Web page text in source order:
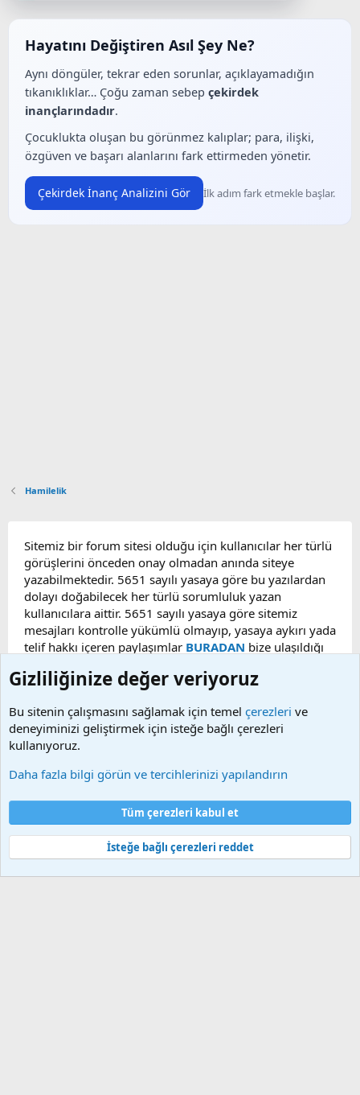
Hayatını Değiştiren Asıl Şey Ne?
Aynı döngüler, tekrar eden sorunlar, açıklayamadığın
tıkanıklıklar… Çoğu zaman sebep çekirdek
inançlarındadır.
Çocuklukta oluşan bu görünmez kalıplar; para, ilişki,
özgüven ve başarı alanlarını fark ettirmeden yönetir.
Çekirdek İnanç Analizini Gör İlk adım fark etmekle başlar.
Hamilelik
Sitemiz bir forum sitesi olduğu için kullanıcılar her türlü
görüşlerini önceden onay olmadan anında siteye
yazabilmektedir. 5651 sayılı yasaya göre bu yazılardan
dolayı doğabilecek her türlü sorumluluk yazan
kullanıcılara aittir. 5651 sayılı yasaya göre sitemiz
mesajları kontrolle yükümlü olmayıp, yasaya aykırı yada
telif hakkı içeren paylaşımlar BURADAN bize ulaşıldığı
kaldırılacaktır. Sitemizde Bulunan Videolar YouTube,
alınmaktadır. Telif hakları sorumluluğu bu sitelere aittir.
Videoların hiç biri sunucularımızda bulunmamaktadır.
Şartlar ve kurallar Gizlilik politikası
Ana sayfa
Community platform by XenForo® © 2010-2025 XenForo Ltd.
Bu forum XenGenTr © 2014 - 2026 ürünleri ile desteklenmektedir
Gizliliğinize değer veriyoruz
Bu sitenin çalışmasını sağlamak için temel çerezleri ve
deneyiminizi geliştirmek için isteğe bağlı çerezleri
kullanıyoruz.
Daha fazla bilgi görün ve tercihlerinizi yapılandırın
Tüm çerezleri kabul et
İsteğe bağlı çerezleri reddet